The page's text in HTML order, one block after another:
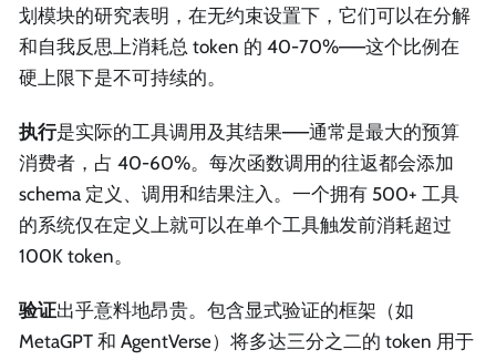
划模块的研究表明，在无约束设置下，它们可以在分解
和自我反思上消耗总 token 的 40-70%——这个比例在
硬上限下是不可持续的。
执行是实际的工具调用及其结果——通常是最大的预算
消费者，占 40-60%。每次函数调用的往返都会添加
schema 定义、调用和结果注入。一个拥有 500+ 工具
的系统仅在定义上就可以在单个工具触发前消耗超过
100K token。
验证出乎意料地昂贵。包含显式验证的框架（如
MetaGPT 和 AgentVerse）将多达三分之二的 token 用于